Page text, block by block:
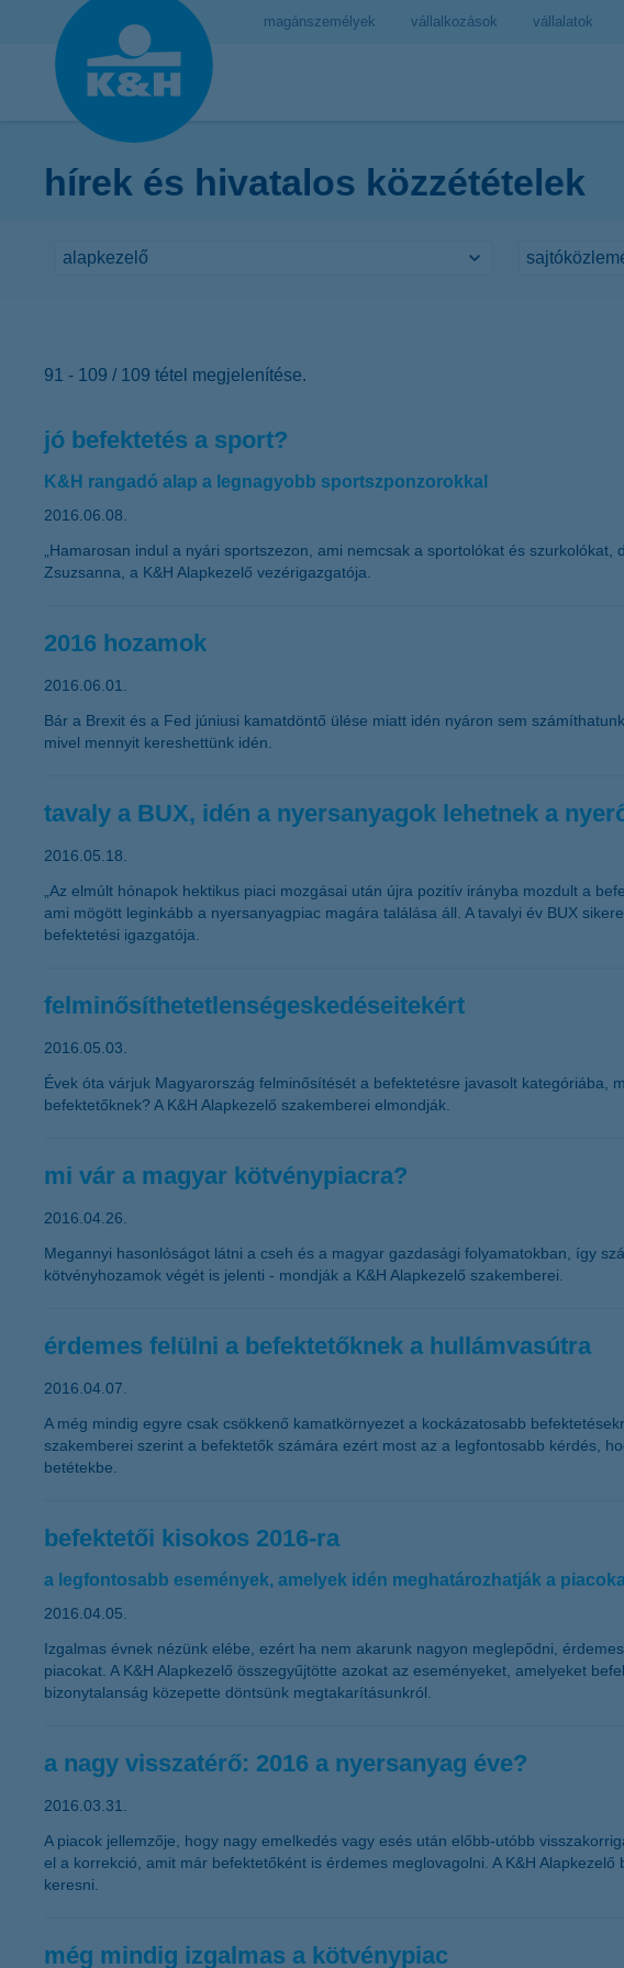
magánszemélyek vállalkozások vállalatok
hírek és hivatalos közzétételek
91 - 109 / 109 tétel megjelenítése.
jó befektetés a sport?
K&H rangadó alap a legnagyobb sportszponzorokkal
2016.06.08.
„Hamarosan indul a nyári sportszezon, ami nemcsak a sportolókat és
Zsuzsanna, a K&H Alapkezelő vezérigazgatója.
2016 hozamok
2016.06.01.
Bár a Brexit és a Fed júniusi kamatdöntő ülése miatt idén nyáron sem
mivel mennyit kereshettünk idén.
tavaly a BUX, idén a nyersanyagok lehetnek a
2016.05.18.
„Az elmúlt hónapok hektikus piaci mozgásai után újra pozitív irányba mozdult a
ami mögött leginkább a nyersanyagpiac magára találása áll. A tavalyi év BUX
befektetési igazgatója.
felminősíthetetlenségeskedéseitekért
2016.05.03.
Évek óta várjuk Magyarország felminősítését a befektetésre javasolt
befektetőknek? A K&H Alapkezelő szakemberei elmondják.
mi vár a magyar kötvénypiacra?
2016.04.26.
Megannyi hasonlóságot látni a cseh és a magyar gazdasági folyamatokban, így
kötvényhozamok végét is jelenti - mondják a K&H Alapkezelő szakemberei.
érdemes felülni a befektetőknek a hullámvasútra
2016.04.07.
A még mindig egyre csak csökkenő kamatkörnyezet a kockázatosabb
szakemberei szerint a befektetők számára ezért most az a legfontosabb kérdés,
betétekbe.
befektetői kisokos 2016-ra
a legfontosabb események, amelyek idén meghatározhatják a
2016.04.05.
Izgalmas évnek nézünk elébe, ezért ha nem akarunk nagyon meglepődni,
piacokat. A K&H Alapkezelő összegyűjtötte azokat az eseményeket, amelyeket
bizonytalanság közepette döntsünk megtakarításunkról.
a nagy visszatérő: 2016 a nyersanyag éve?
2016.03.31.
A piacok jellemzője, hogy nagy emelkedés vagy esés után előbb-utóbb
el a korrekció, amit már befektetőként is érdemes meglovagolni. A K&H
keresni.
még mindig izgalmas a kötvénypiac